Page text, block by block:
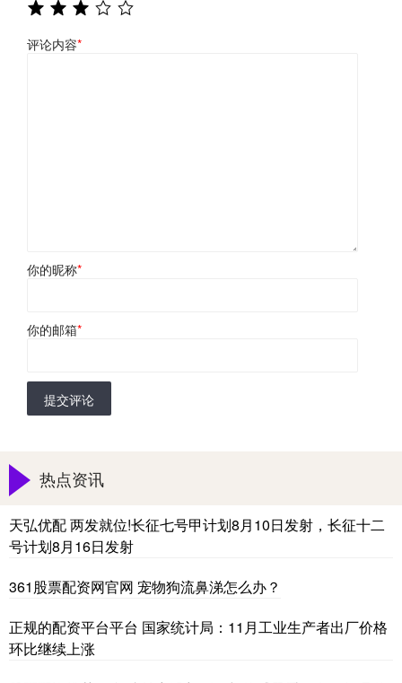
评论内容*
你的昵称*
你的邮箱*
提交评论
热点资讯
天弘优配 两发就位!长征七号甲计划8月10日发射，长征十二
号计划8月16日发射
361股票配资网官网 宠物狗流鼻涕怎么办？
正规的配资平台平台 国家统计局：11月工业生产者出厂价格
环比继续上涨